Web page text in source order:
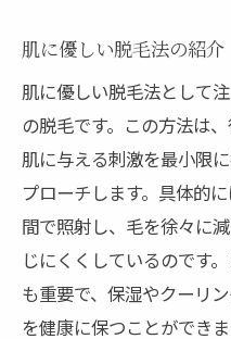
肌に優しい脱毛法の紹介
肌に優しい脱毛法として
の脱毛です。この方法は
肌に与える刺激を最小限
プローチします。具体的
間で照射し、毛を徐々に
じにくくしているのです
も重要で、保湿やクーリ
を健康に保つことができ